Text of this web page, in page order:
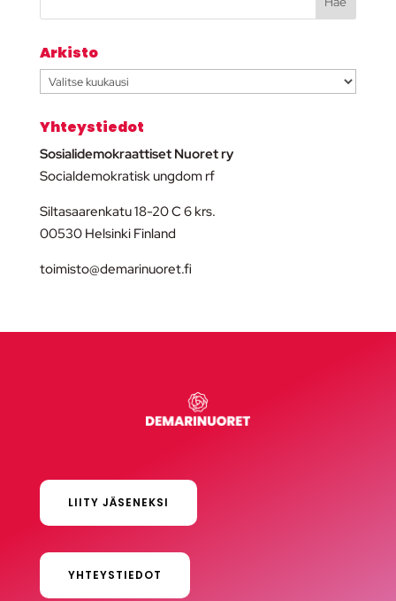
Arkisto
Arkisto
Yhteystiedot
Sosialidemokraattiset Nuoret ry
Socialdemokratisk ungdom rf
Siltasaarenkatu 18-20 C 6 krs.
00530 Helsinki Finland
toimisto@demarinuoret.fi
LIITY JÄSENEKSI
YHTEYSTIEDOT